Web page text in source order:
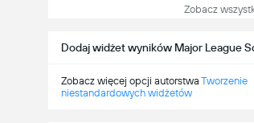
Zobacz
Dodaj widżet wyników Major League
Zobacz więcej opcji autorstwa Tworzenie
niestandardowych widżetów